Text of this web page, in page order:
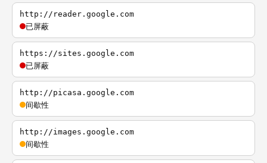
http://reader.google.com
已屏蔽
https://sites.google.com
已屏蔽
http://picasa.google.com
间歇性
http://images.google.com
间歇性